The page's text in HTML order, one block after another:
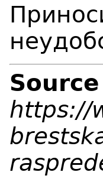
Source
https://